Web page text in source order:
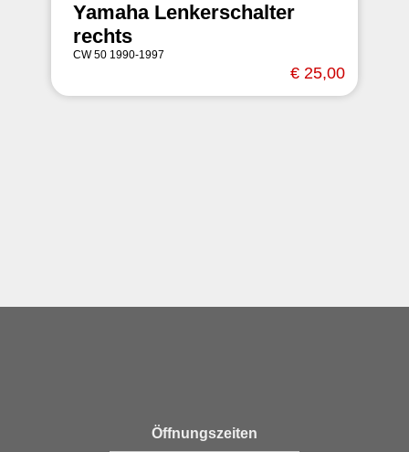
Yamaha Lenkerschalter
rechts
CW 50 1990-1997
€ 25,00
Öffnungszeiten